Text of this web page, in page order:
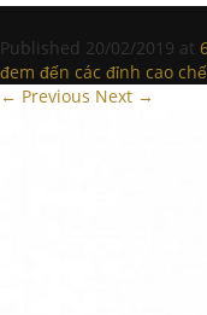
Published 20/02/2019 at
đem đến các đỉnh cao
← Previous Next →